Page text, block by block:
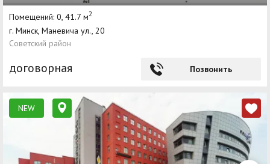
Помещений: 0, 41.7 м2
г. Минск, Маневича ул., 20
Советский район
договорная Позвонить
NEW